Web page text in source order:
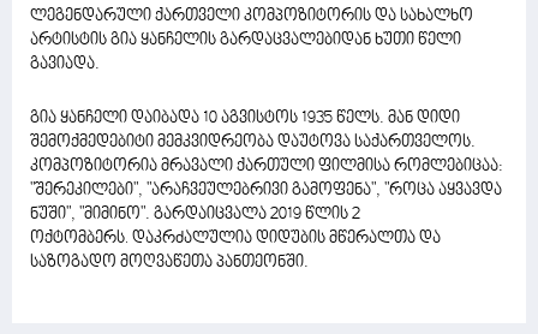
ლეგენდარული ქართველი კომპოზიტორის და სახალხო
არტისტის გია ყანჩელის გარდაცვალებიდან ხუთი წელი
გავიადა.
გია ყანჩელი დაიბადა 10 აგვისტოს 1935 წელს. მან დიდი
შემოქმედებიტი მემკვიდრეობა დაუტოვა საქართველოს.
კომპოზიტორია მრავალი ქართული ფილმისა რომლებიცაა:
"შერეკილები", "არაჩვეულებრივი გამოფენა", "როცა აყვავდა
ნუში", "მიმინო". გარდაიცვალა 2019 წლის 2
ოქტომბერს. დაკრძალულია დიდუბის მწერალთა და
საზოგადო მოღვაწეთა პანთეონში.